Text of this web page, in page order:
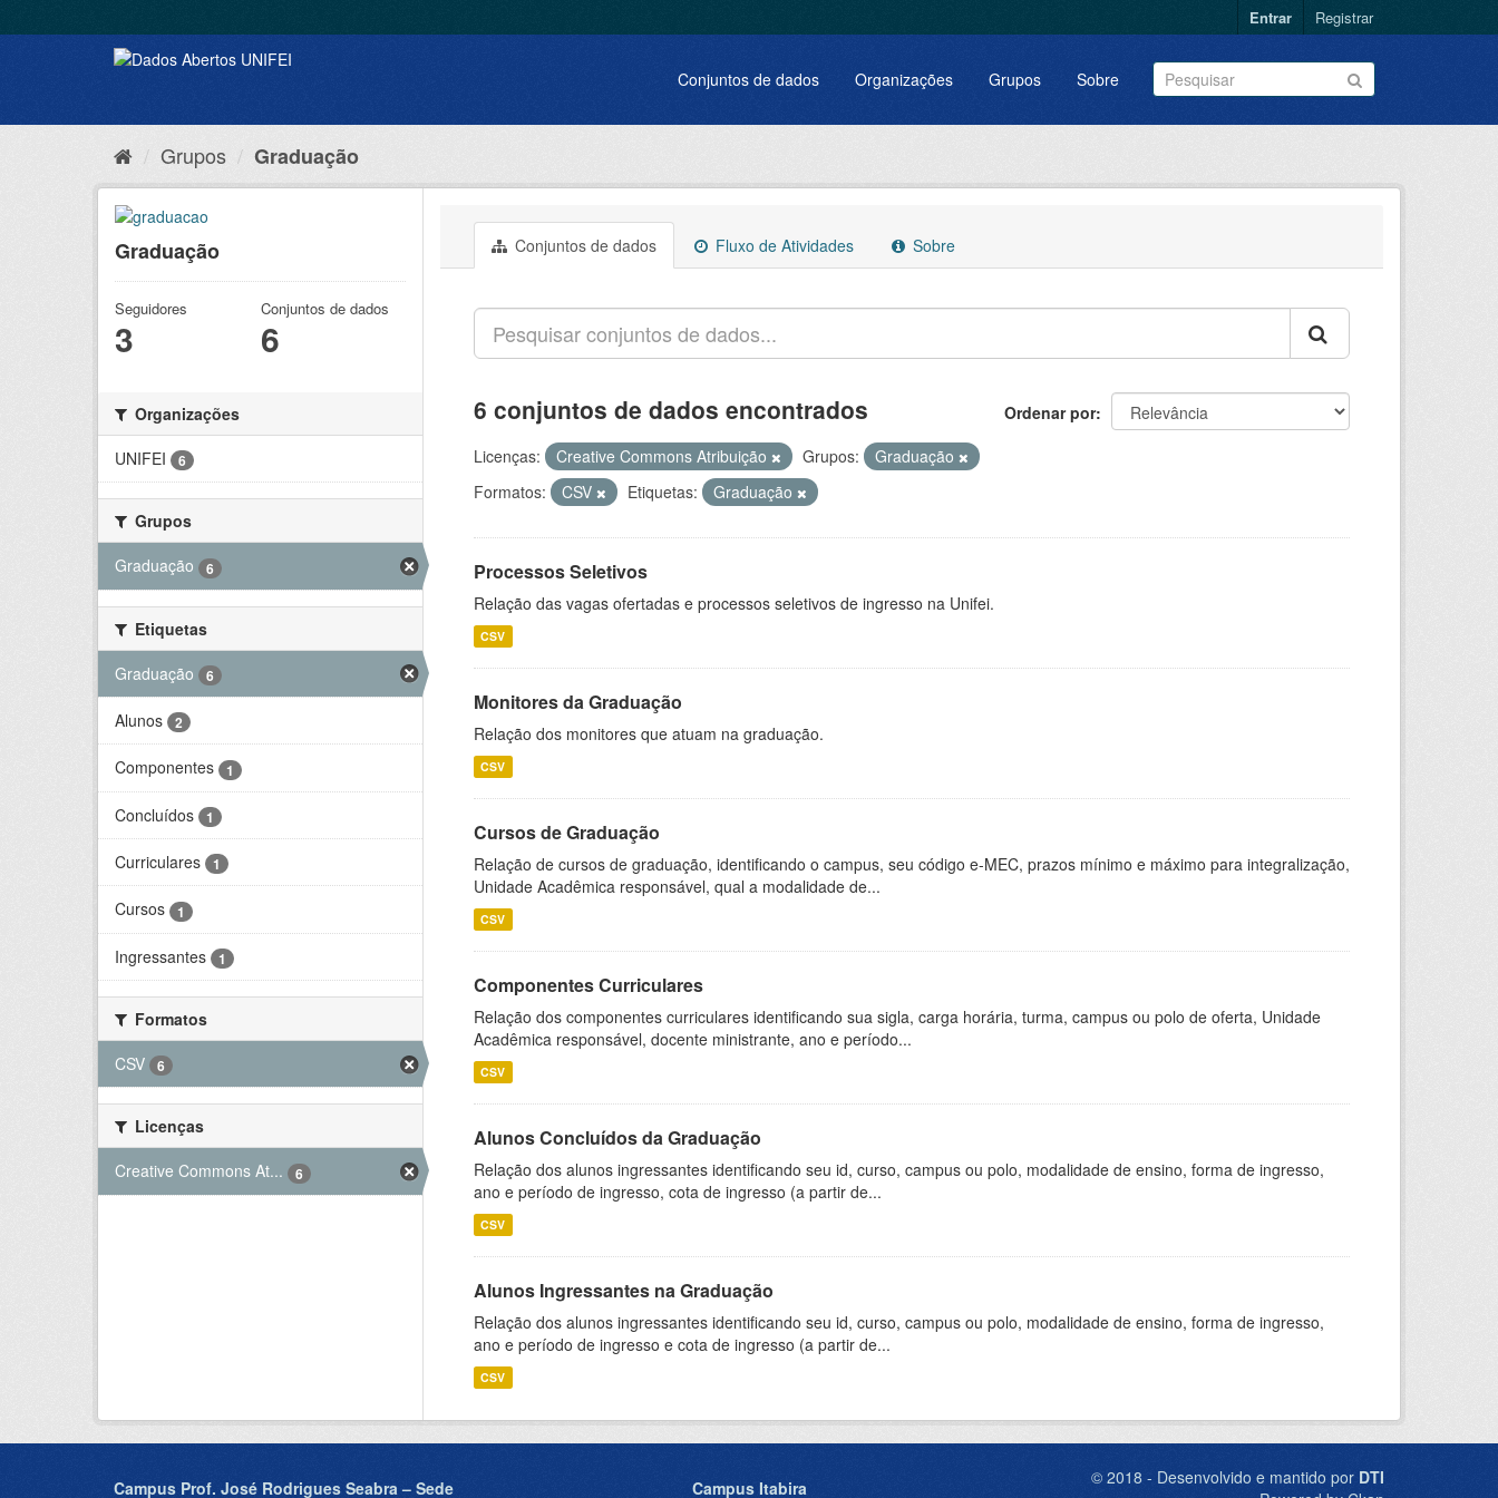
Entrar Registrar
Conjuntos de dados Organizações Grupos Sobre
Grupos Graduação
Graduação
Seguidores
3
Conjuntos de dados
6
Organizações
UNIFEI
6
Grupos
Graduação
6
Etiquetas
Graduação
6
Alunos 2
Componentes 1
Concluídos 1
Curriculares 1
Cursos 1
Ingressantes 1
Formatos
CSV
6
Licenças
Creative Commons At...
6
Conjuntos de dados Fluxo de Atividades Sobre
Ordenar por
6 conjuntos de dados encontrados
Licenças: Creative Commons Atribuição Grupos:
Graduação
Formatos:
CSV Etiquetas: Graduação
Processos Seletivos
Relação das vagas ofertadas e processos seletivos de ingresso na Unifei.
CSV
Monitores da Graduação
Relação dos monitores que atuam na graduação.
CSV
Cursos de Graduação
Relação de cursos de graduação, identificando o campus, seu código e-MEC, prazos mínimo e máximo para integralização,
Unidade Acadêmica responsável, qual a modalidade de...
CSV
Componentes Curriculares
Relação dos componentes curriculares identificando sua sigla, carga horária, turma, campus ou polo de oferta, Unidade
Acadêmica responsável, docente ministrante, ano e período...
CSV
Alunos Concluídos da Graduação
Relação dos alunos ingressantes identificando seu id, curso, campus ou polo, modalidade de ensino, forma de ingresso,
ano e período de ingresso, cota de ingresso (a partir de...
CSV
Alunos Ingressantes na Graduação
Relação dos alunos ingressantes identificando seu id, curso, campus ou polo, modalidade de ensino, forma de ingresso,
ano e período de ingresso e cota de ingresso (a partir de...
CSV
Campus Prof. José Rodrigues Seabra – Sede Campus Itabira © 2018 - Desenvolvido e mantido por DTI